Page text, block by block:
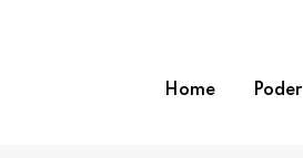
Home Poder